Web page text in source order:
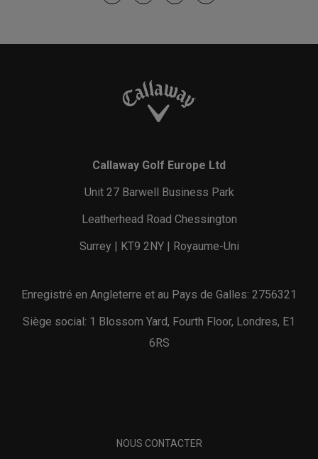
Callaway Golf Europe Ltd
Unit 27 Barwell Business Park
Leatherhead Road Chessington
Surrey | KT9 2NY | Royaume-Uni
Enregistré en Angleterre et au Pays de Galles: 2756321
Siège social: 1 Blossom Yard, Fourth Floor, Londres, E1
6RS
NOUS CONTACTER